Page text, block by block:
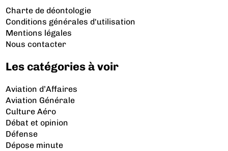
Charte de déontologie
Conditions générales d'utilisation
Mentions légales
Nous contacter
Les catégories à voir
Aviation d’Affaires
Aviation Générale
Culture Aéro
Débat et opinion
Défense
Dépose minute